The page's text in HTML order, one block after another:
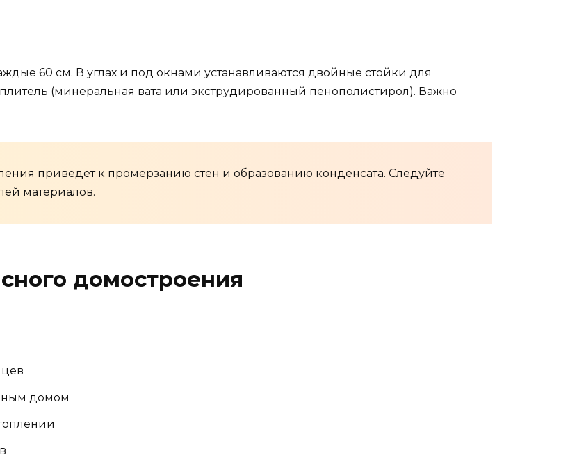
60 см. В углах и под окнами устанавливаются двойные стойки для
(минеральная вата или экструдированный пенополистирол). Важно
приведет к промерзанию стен и образованию конденсата. Следуйте
материалов.
домостроения
домом